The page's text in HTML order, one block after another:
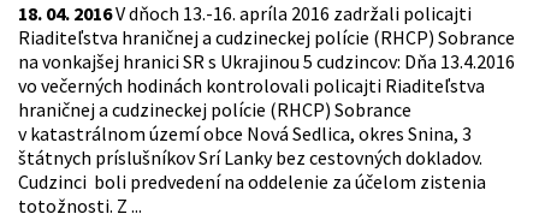
18. 04. 2016V dňoch 13.-16. apríla 2016 zadržali policajti
Riaditeľstva hraničnej a cudzineckej polície (RHCP) Sobrance
na vonkajšej hranici SR s Ukrajinou 5 cudzincov: Dňa 13.4.2016
vo večerných hodinách kontrolovali policajti Riaditeľstva
hraničnej a cudzineckej polície (RHCP) Sobrance
v katastrálnom území obce Nová Sedlica, okres Snina, 3
štátnych príslušníkov Srí Lanky bez cestovných dokladov.
Cudzinci boli predvedení na oddelenie za účelom zistenia
totožnosti. Z ...